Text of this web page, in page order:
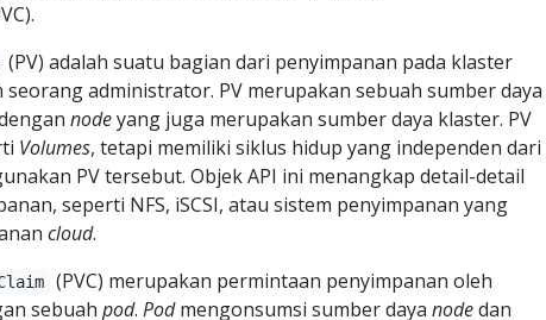
(PV) adalah suatu bagian dari penyimpanan pada klaster
administrator. PV merupakan sebuah sumber daya
nodeyang juga merupakan sumber daya klaster. PV
Volumes, tetapi memiliki siklus hidup yang independen dari
PV tersebut. Objek API ini menangkap detail-detail
seperti NFS, iSCSI, atau sistem penyimpanan yang
cloud.
(PVC) merupakan permintaan penyimpanan oleh
sebuah pod. Podmengonsumsi sumber daya nodedan